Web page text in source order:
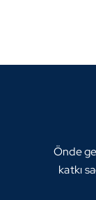
Önde
katkı